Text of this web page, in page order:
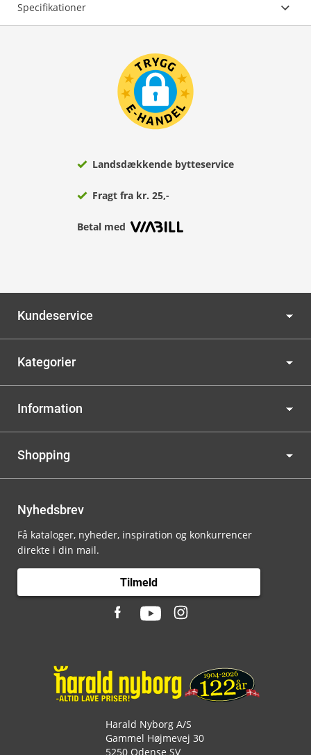
Specifikationer
Landsdækkende bytteservice
Fragt fra kr. 25,-
Betal med
Kundeservice
Kategorier
Information
Shopping
Nyhedsbrev
Få kataloger, nyheder, inspiration og konkurrencer
direkte i din mail.
Tilmeld
Harald Nyborg A/S
Gammel Højmevej 30
5250 Odense SV